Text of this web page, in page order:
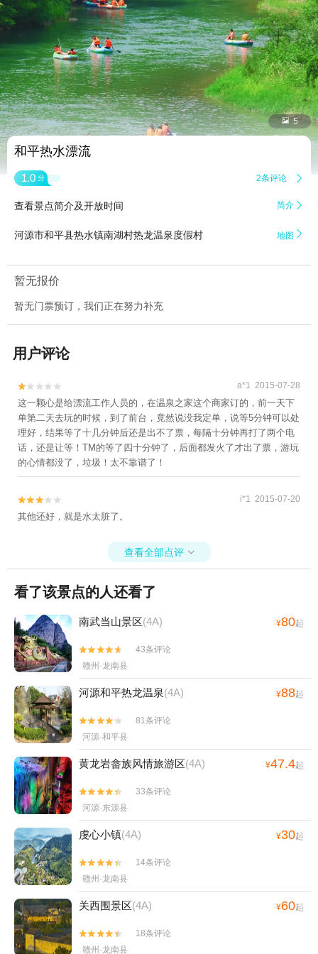
 5
和平热水漂流
1.0 分 2条评论 
查看景点简介及开放时间 简介 
河源市和平县热水镇南湖村热龙温泉度假村 地图 
暂无报价
暂无门票预订，我们正在努力补充
用户评论

 a*1 2015-07-28
这一颗心是给漂流工作人员的，在温泉之家这个商家订的，前一天下
单第二天去玩的时候，到了前台，竟然说没我定单，说等5分钟可以处
理好，结果等了十几分钟后还是出不了票，每隔十分钟再打了两个电
话，还是让等！TM的等了四十分钟了，后面都发火了才出了票，游玩
的心情都没了，垃圾！太不靠谱了！

 i*1 2015-07-20
其他还好，就是水太脏了。
查看全部点评 
看了该景点的人还看了
南武当山景区(4A) ¥80起


43条评论
赣州·龙南县
河源和平热龙温泉(4A) ¥88起


81条评论
河源·和平县
黄龙岩畲族风情旅游区(4A) ¥47.4起


33条评论
河源·东源县
虔心小镇(4A) ¥30起


14条评论
赣州·龙南县
关西围景区(4A) ¥60起


18条评论
赣州·龙南县
